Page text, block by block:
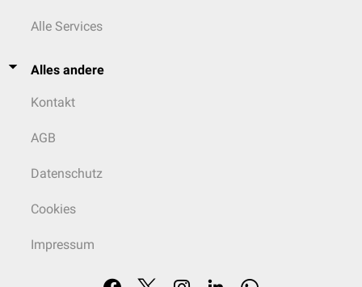
Alle Services
Alles andere
Kontakt
AGB
Datenschutz
Cookies
Impressum